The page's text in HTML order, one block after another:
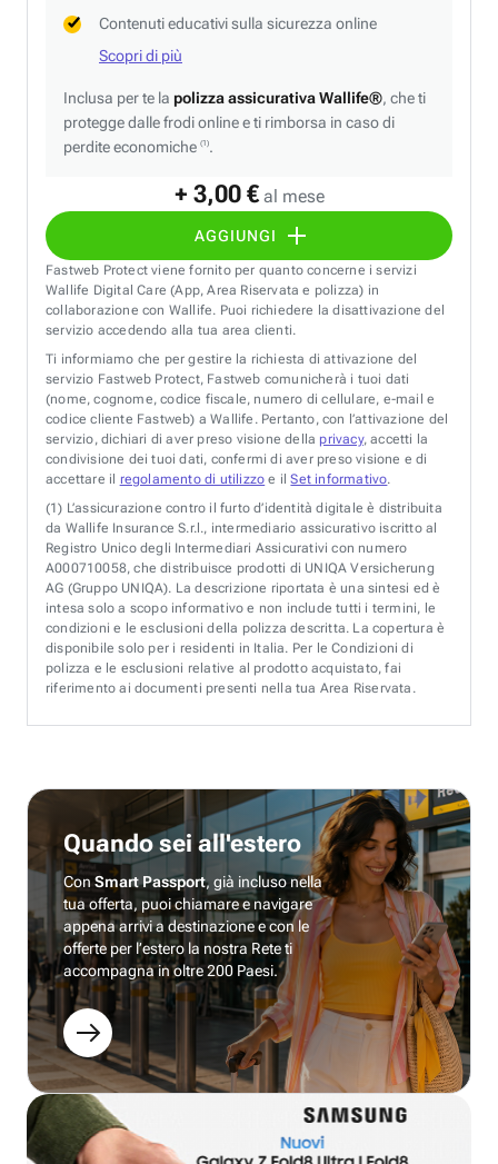
+ 3,00 € al mese
AGGIUNGI
Contenuti educativi sulla sicurezza online
Scopri di più
Inclusa per te la polizza assicurativa Wallife®, che ti
protegge dalle frodi online e ti rimborsa in caso di
perdite economiche (1).
Fastweb Protect viene fornito per quanto concerne i servizi
Wallife Digital Care (App, Area Riservata e polizza) in
collaborazione con Wallife. Puoi richiedere la disattivazione del
servizio accedendo alla tua area clienti.
Ti informiamo che per gestire la richiesta di attivazione del
servizio Fastweb Protect, Fastweb comunicherà i tuoi dati
(nome, cognome, codice fiscale, numero di cellulare, e-mail e
codice cliente Fastweb) a Wallife. Pertanto, con l’attivazione del
servizio, dichiari di aver preso visione della privacy, accetti la
condivisione dei tuoi dati, confermi di aver preso visione e di
accettare il regolamento di utilizzo e ilSet informativo.
(1) L’assicurazione contro il furto d’identità digitale è distribuita
da Wallife Insurance S.r.l., intermediario assicurativo iscritto al
Registro Unico degli Intermediari Assicurativi con numero
A000710058, che distribuisce prodotti di UNIQA Versicherung
AG (Gruppo UNIQA). La descrizione riportata è una sintesi ed è
intesa solo a scopo informativo e non include tutti i termini, le
condizioni e le esclusioni della polizza descritta. La copertura è
disponibile solo per i residenti in Italia. Per le Condizioni di
polizza e le esclusioni relative al prodotto acquistato, fai
riferimento ai documenti presenti nella tua Area Riservata.
Quando sei all'estero
ConSmart Passport, già incluso nella
tua offerta, puoi chiamare e navigare
appena arrivi a destinazione e con le
offerte per l’estero la nostra Rete ti
accompagna in oltre 200 Paesi.